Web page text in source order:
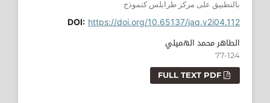
بالتطبيق على مركز طرابلس كنموذج
DOI:https://doi.org/10.65137/jaq.v2i04.112
الطاهر محمد الهميلي
77-124
FULL TEXT PDF